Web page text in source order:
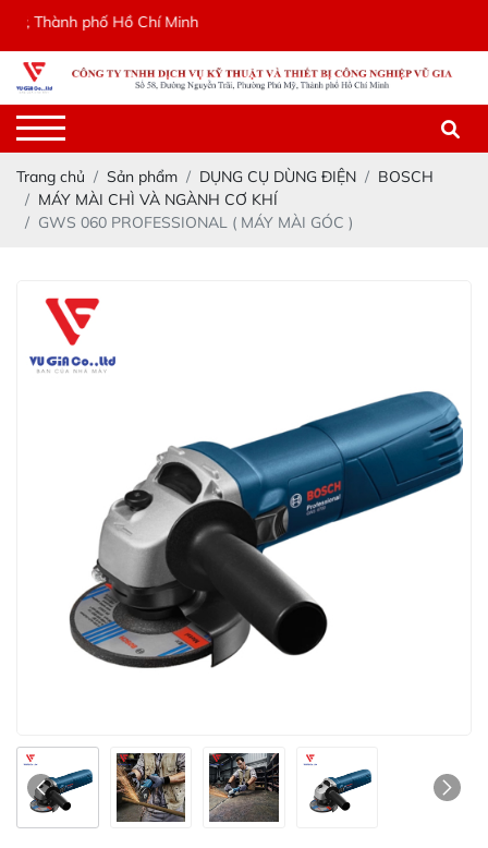
phố Hồ Chí Minh
Trang chủ Sản phẩm DỤNG CỤ DÙNG ĐIỆN
BOSCH
MÁY MÀI CHÌ VÀ NGÀNH CƠ KHÍ
GWS 060 PROFESSIONAL ( MÁY MÀI GÓC )